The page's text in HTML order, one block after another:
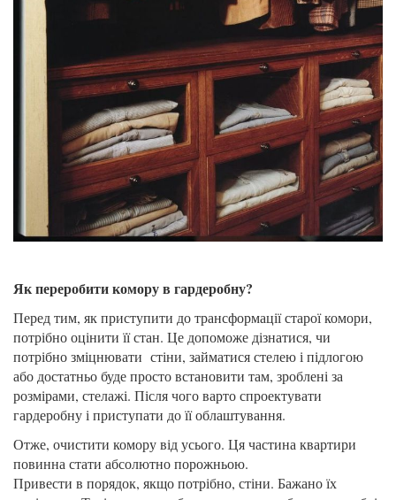
Як переробити комору в гардеробну?
Перед тим, як приступити до трансформації старої комори,
потрібно оцінити її стан. Це допоможе дізнатися, чи
потрібно зміцнювати стіни, займатися стелею і підлогою
або достатньо буде просто встановити там, зроблені за
розмірами, стелажі. Після чого варто спроектувати
гардеробну і приступати до її облаштування.
Отже, очистити комору від усього. Ця частина квартири
повинна стати абсолютно порожньою.
Привести в порядок, якщо потрібно, стіни. Бажано їх